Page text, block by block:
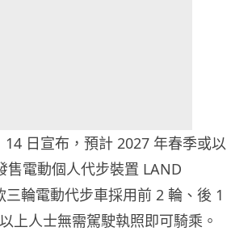
日宣布，預計 2027 年春季或以
售電動個人代步裝置 LAND
三輪電動代步車採用前 2 輪、後 1
上人士無需駕駛執照即可騎乘。